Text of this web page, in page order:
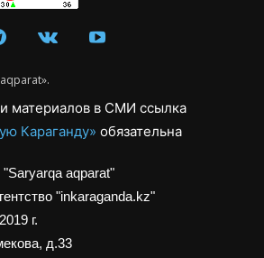
материалов в СМИ ссылка
Караганду» обязательна
aqparat"
"inkaraganda.kz"
г.
д.33